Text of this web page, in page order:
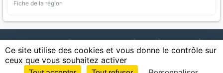
Fiche de la région
AgriMap — Données agricoles ouvertes | Carte | Communes |
Appellations | Regions | Cultures | Zones protégées | Forets |
Littoral | Espaces naturels | Statistiques
| Confidentialite | CGU | CGV Cookies
Ce site utilise des cookies et vous donne le contrôle sur
ceux que vous souhaitez activer